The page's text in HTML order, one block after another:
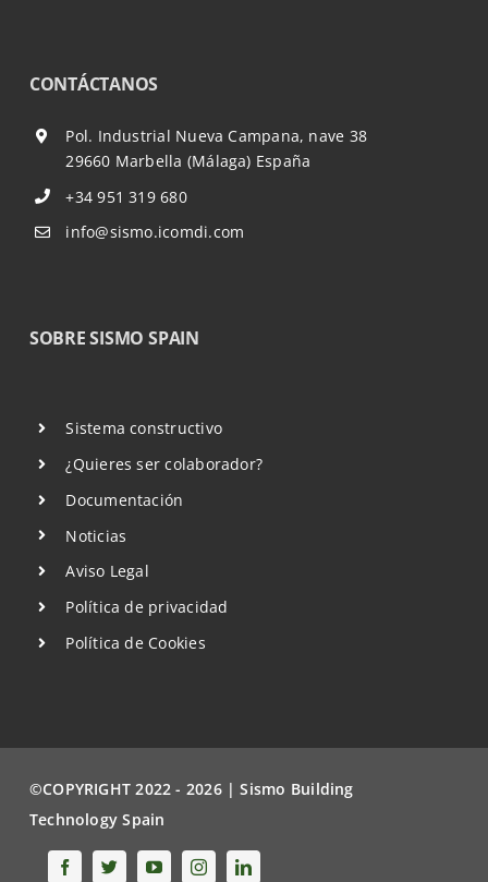
SOBRE SISMO SPAIN
Sistema constructivo
¿Quieres ser colaborador?
Documentación
Noticias
Aviso Legal
Política de privacidad
Política de Cookies
CONTÁCTANOS
Pol. Industrial Nueva Campana, nave 38
29660 Marbella (Málaga) España
+34 951 319 680
info@sismo.icomdi.com
©COPYRIGHT 2022 - 2026 | Sismo Building
Technology Spain